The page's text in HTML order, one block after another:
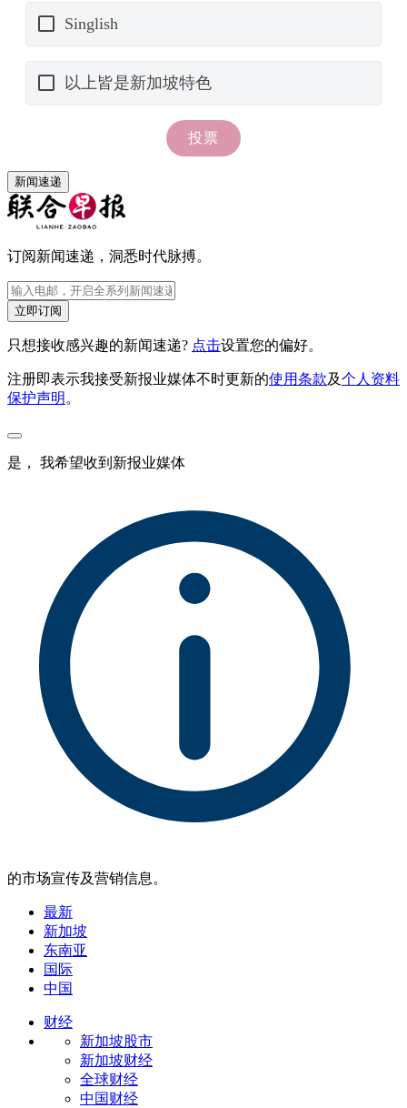
新闻速递
订阅新闻速递，洞悉时代脉搏。
立即订阅
只想接收感兴趣的新闻速递? 点击设置您的偏好。
注册即表示我接受新报业媒体不时更新的使用条款及个人资料
保护声明 。
是， 我希望收到新报业媒体
的市场宣传及营销信息。
最新
新加坡
东南亚
国际
中国
财经
新加坡股市
新加坡财经
全球财经
中国财经